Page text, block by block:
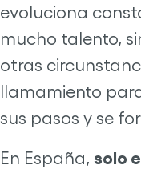
evoluciona
mucho talento,
otras
llamamiento
sus pasos y se
En España, solo